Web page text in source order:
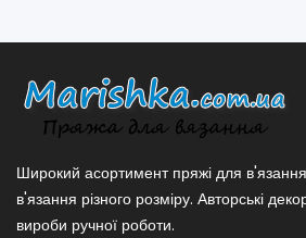
Широкий асортимент пряжі для
в'язання різного розміру. Авторські
вироби ручної роботи.